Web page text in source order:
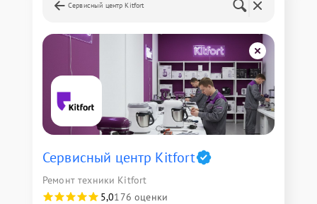
Сервисный центр Kitfort
Сервисный центр Kitfort
Ремонт техники Kitfort
5,0176 оценки